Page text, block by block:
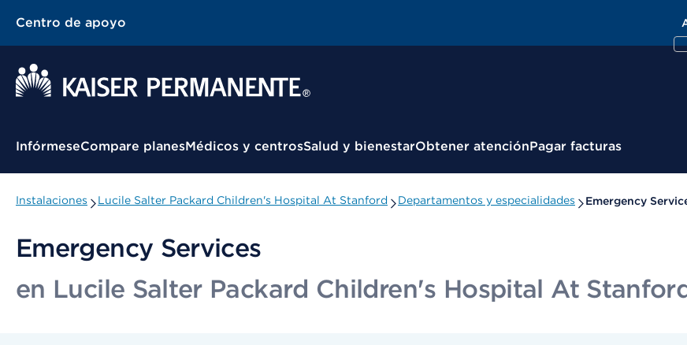
Centro de apoyo
Menú contextual
InfórmeseCompare planesMédicos y centrosSalud y bienestarObtener atenciónPagar facturas
Instalaciones Lucile Salter Packard Children's Hospital At Stanford Departamentos y especialidades Emergency
Emergency Services
en Lucile Salter Packard Children's Hospital At